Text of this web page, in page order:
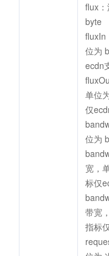
flux
byte
fluxIn
位为
ecdn
单位
仅
位为
宽，
标仅
带宽
指标